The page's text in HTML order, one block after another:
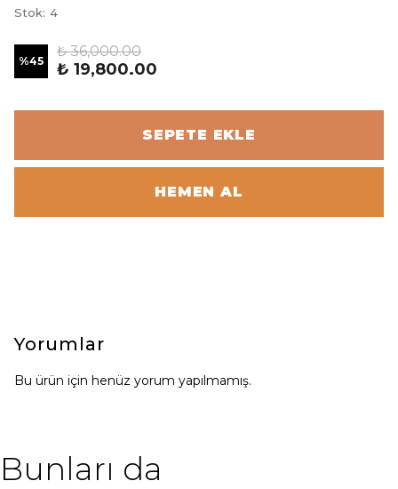
Stok: 4
%45
₺ 36,000.00
₺ 19,800.00
SEPETE EKLE
HEMEN AL
Yorumlar
Bu ürün için henüz yorum yapılmamış.
Bunları da